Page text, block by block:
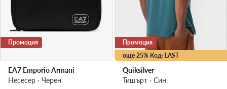
Промоция
EA7 Emporio Armani
Несесер · Черен
още 25% Код: LAST
Промоция
Quiksilver
Тишърт · Син